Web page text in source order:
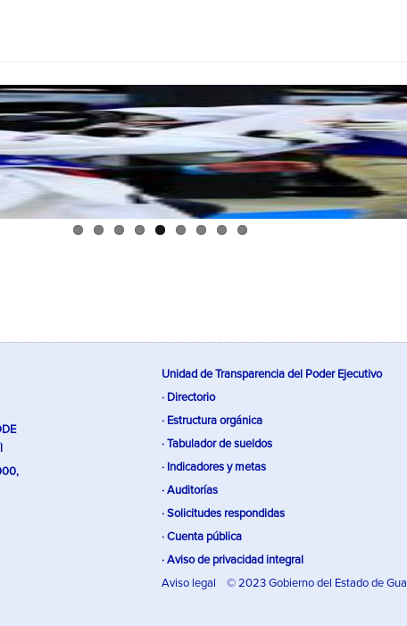
Unidad de Transparencia del Poder Ejecutivo
· Directorio
· Estructura orgánica
· Tabulador de sueldos
· Indicadores y metas
· Auditorías
· Solicitudes respondidas
· Cuenta pública
· Aviso de privacidad integral
Aviso legal © 2023 Gobierno del Estado de